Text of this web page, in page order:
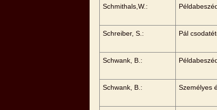
Schmithals,W.:
Schreiber, S.: Pál
Schwank, B.:
Schwank, B.: Személyes